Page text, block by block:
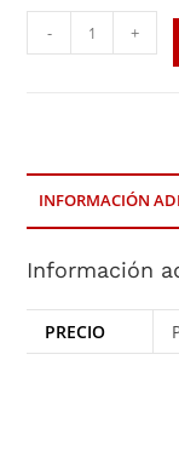
- +
INFORMACIÓN
Información
PRECIO